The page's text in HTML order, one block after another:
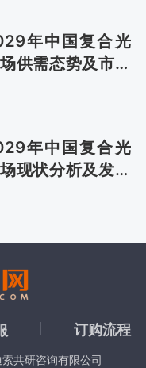
年中国复合光
供需态势及市场
告
年中国复合光
现状分析及发展
告
订购流程
共研咨询有限公司